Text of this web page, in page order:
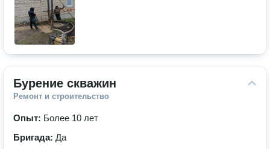
Бурение скважин
Ремонт и строительство
Опыт: Более 10 лет
Бригада: Да